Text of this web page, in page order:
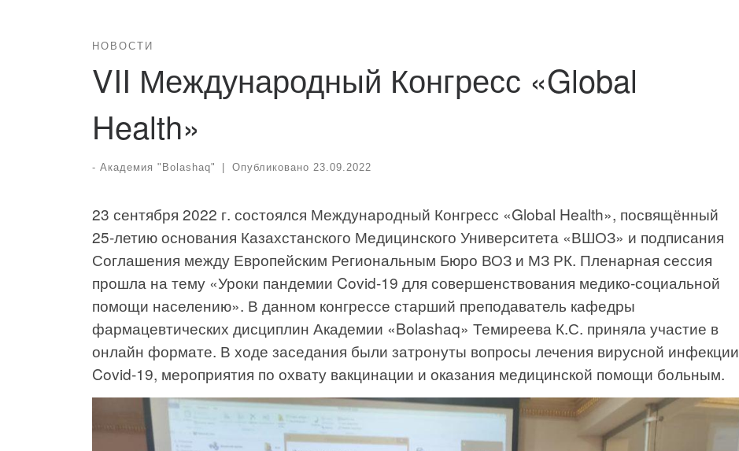
НОВОСТИ
VII Международный Конгресс «Global
Health»
- Академия "Bolashaq" Опубликовано 23.09.2022
23 сентября 2022 г. состоялся Международный Конгресс «Global Health», посвящённый
25-летию основания Казахстанского Медицинского Университета «ВШОЗ» и подписания
Соглашения между Европейским Региональным Бюро ВОЗ и МЗ РК. Пленарная сессия
прошла на тему «Уроки пандемии Covid-19 для совершенствования медико-социальной
помощи населению». В данном конгрессе старший преподаватель кафедры
фармацевтических дисциплин Академии «Bolashaq» Темиреева К.С. приняла участие в
онлайн формате. В ходе заседания были затронуты вопросы лечения вирусной инфекции
Covid-19, мероприятия по охвату вакцинации и оказания медицинской помощи больным.